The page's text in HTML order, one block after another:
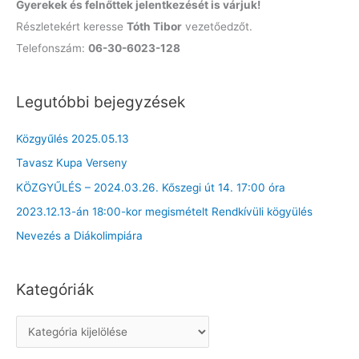
Gyerekek és felnőttek jelentkezését is várjuk!
Részletekért keresse Tóth Tibor vezetőedzőt.
Telefonszám: 06-30-6023-128
Legutóbbi bejegyzések
Közgyűlés 2025.05.13
Tavasz Kupa Verseny
KÖZGYŰLÉS – 2024.03.26. Kőszegi út 14. 17:00 óra
2023.12.13-án 18:00-kor megismételt Rendkívüli kögyülés
Nevezés a Diákolimpiára
Kategóriák
a